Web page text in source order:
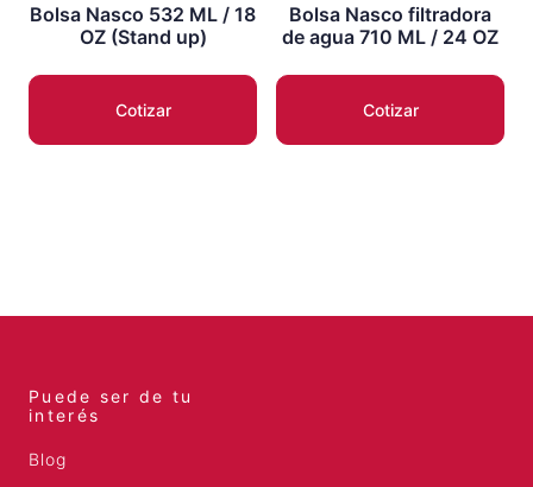
Bolsa Nasco 532 ML / 18
OZ (Stand up)
Cotizar
Bolsa Nasco filtradora
de agua 710 ML / 24 OZ
Cotizar
Puede ser de tu
interés
Blog